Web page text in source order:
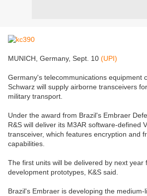
MUNICH, Germany, Sept. 10 (UPI)
Germany's telecommunications equipment
Schwarz will supply airborne transceivers
military transport.
Under the award from Brazil's Embraer
R&S will deliver its M3AR software-defined
transceiver, which features encryption and
capabilities.
The first units will be delivered by next year
development prototypes, K&S said.
Brazil's Embraer is developing the